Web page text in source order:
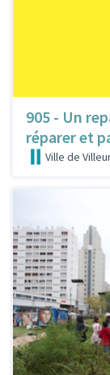
905 - Un
réparer et
Ville de